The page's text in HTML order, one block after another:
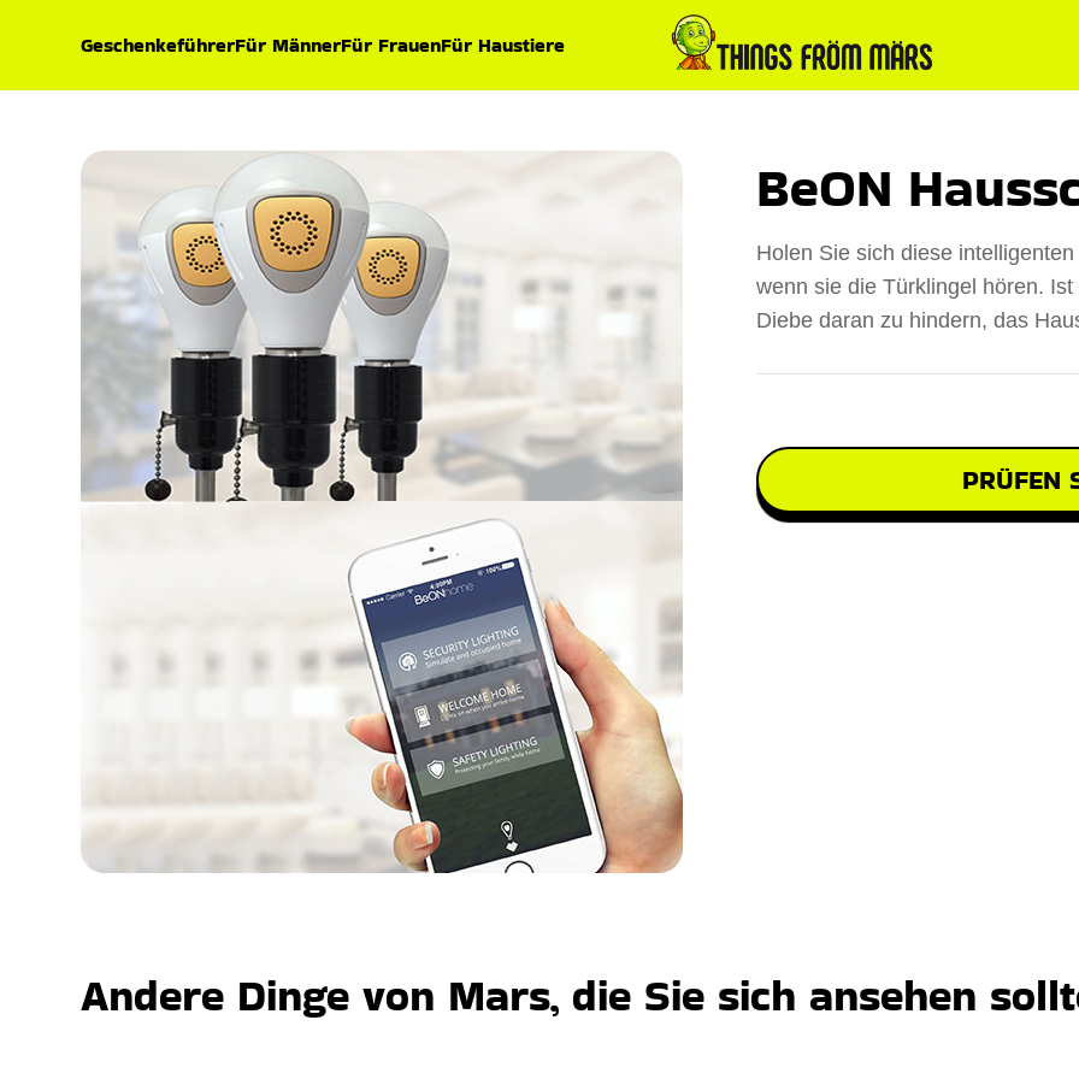
GeschenkeführerFür MännerFür FrauenFür Haustiere
BeON
Holen Sie sich diese
wenn sie die Türklingel hören.
Diebe daran zu hindern, das
PRÜFEN
Andere Dinge von Mars, die Sie sich ansehen